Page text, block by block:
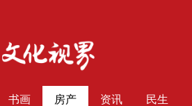
书画 房产 资讯 民生